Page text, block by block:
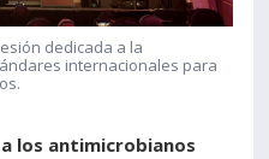
dedicada a la
internacionales para
los antimicrobianos